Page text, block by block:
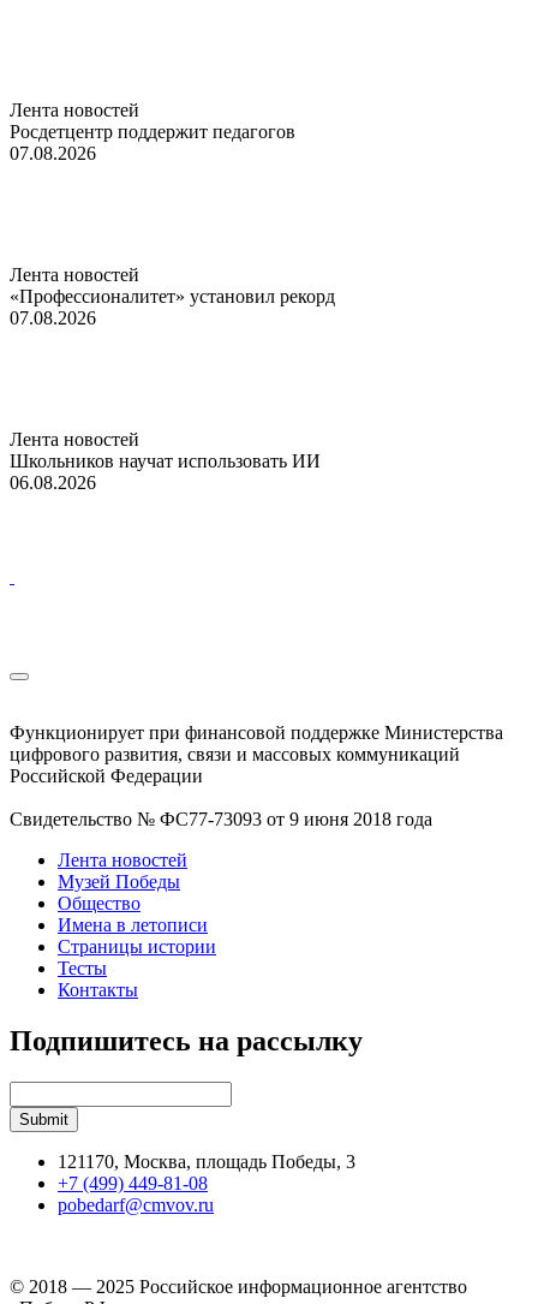
Лента новостей
Росдетцентр поддержит педагогов
07.08.2026
Лента новостей
«Профессионалитет» установил рекорд
07.08.2026
Лента новостей
Школьников научат использовать ИИ
06.08.2026
Функционирует при финансовой поддержке Министерства
цифрового развития, связи и массовых коммуникаций
Российской Федерации
Свидетельство № ФС77-73093 от 9 июня 2018 года
Лента новостей
Музей Победы
Общество
Имена в летописи
Страницы истории
Тесты
Контакты
Подпишитесь на рассылку
121170, Москва, площадь Победы, 3
+7 (499) 449-81-08
pobedarf@cmvov.ru
© 2018 — 2025 Российское информационное агентство